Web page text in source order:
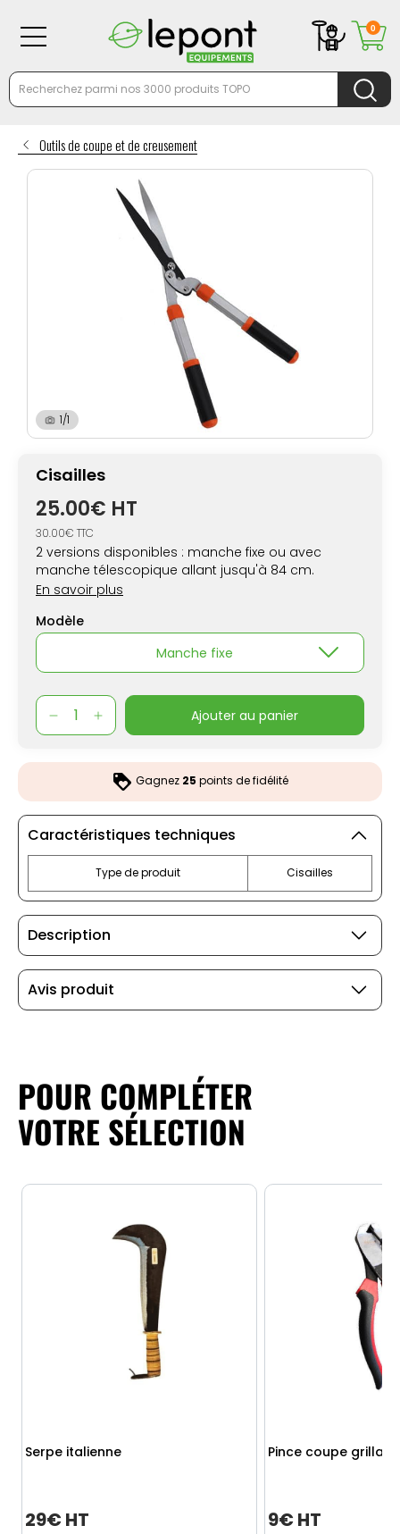
Outils de coupe et de creusement
1/1
Cisailles
25.00€ HT
30.00€ TTC
2 versions disponibles : manche fixe ou avec
manche télescopique allant jusqu'à 84 cm.
En savoir plus
Modèle
Manche fixe
ajouter au panier
Gagnez 25 points de fidélité
Caractéristiques techniques
Type de produit Cisailles
Description
Avis produit
POUR COMPLÉTER
VOTRE SÉLECTION
Serpe italienne
29€ HT
Pince coupe grillage
9€ HT
0